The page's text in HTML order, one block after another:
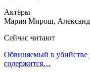
Актёры
Мария Мирош,
Сейчас читают
Обвиняемый в убийстве
содержится…